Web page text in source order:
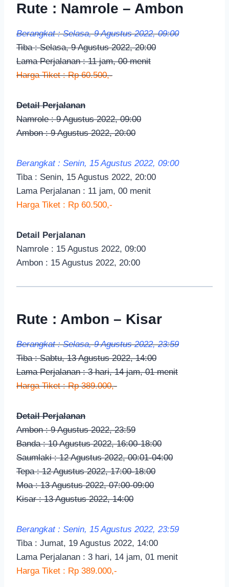
Rute : Namrole – Ambon
Berangkat : Selasa, 9 Agustus 2022, 09:00
Tiba : Selasa, 9 Agustus 2022, 20:00
Lama Perjalanan : 11 jam, 00 menit
Harga Tiket : Rp 60.500,-
Detail Perjalanan
Namrole : 9 Agustus 2022, 09:00
Ambon : 9 Agustus 2022, 20:00
Berangkat : Senin, 15 Agustus 2022, 09:00
Tiba : Senin, 15 Agustus 2022, 20:00
Lama Perjalanan : 11 jam, 00 menit
Harga Tiket : Rp 60.500,-
Detail Perjalanan
Namrole : 15 Agustus 2022, 09:00
Ambon : 15 Agustus 2022, 20:00
Rute : Ambon – Kisar
Berangkat : Selasa, 9 Agustus 2022, 23:59
Tiba : Sabtu, 13 Agustus 2022, 14:00
Lama Perjalanan : 3 hari, 14 jam, 01 menit
Harga Tiket : Rp 389.000,-
Detail Perjalanan
Ambon : 9 Agustus 2022, 23:59
Banda : 10 Agustus 2022, 16:00-18:00
Saumlaki : 12 Agustus 2022, 00:01-04:00
Tepa : 12 Agustus 2022, 17:00-18:00
Moa : 13 Agustus 2022, 07:00-09:00
Kisar : 13 Agustus 2022, 14:00
Berangkat : Senin, 15 Agustus 2022, 23:59
Tiba : Jumat, 19 Agustus 2022, 14:00
Lama Perjalanan : 3 hari, 14 jam, 01 menit
Harga Tiket : Rp 389.000,-